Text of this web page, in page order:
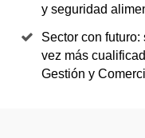
y seguridad
Sector con
vez más
Gestión y